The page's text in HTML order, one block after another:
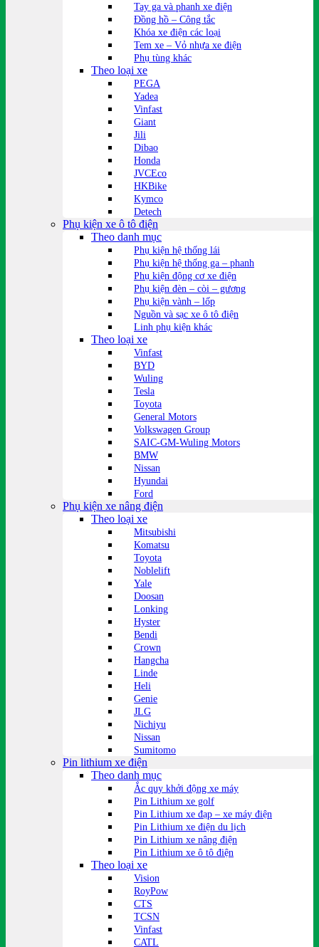
Tay ga và phanh xe điện
Đồng hồ – Công tắc
Khóa xe điện các loại
Tem xe – Vỏ nhựa xe điện
Phụ tùng khác
Theo loại xe
PEGA
Yadea
Vinfast
Giant
Jili
Dibao
Honda
JVCEco
HKBike
Kymco
Detech
Phụ kiện xe ô tô điện
Theo danh mục
Phụ kiện hệ thống lái
Phụ kiện hệ thống ga – phanh
Phụ kiện động cơ xe điện
Phụ kiện đèn – còi – gương
Phụ kiện vành – lốp
Nguồn và sạc xe ô tô điện
Linh phụ kiện khác
Theo loại xe
Vinfast
BYD
Wuling
Tesla
Toyota
General Motors
Volkswagen Group
SAIC-GM-Wuling Motors
BMW
Nissan
Hyundai
Ford
Phụ kiện xe nâng điện
Theo loại xe
Mitsubishi
Komatsu
Toyota
Noblelift
Yale
Doosan
Lonking
Hyster
Bendi
Crown
Hangcha
Linde
Heli
Genie
JLG
Nichiyu
Nissan
Sumitomo
Pin lithium xe điện
Theo danh mục
Ắc quy khởi động xe máy
Pin Lithium xe golf
Pin Lithium xe đạp – xe máy điện
Pin Lithium xe điện du lịch
Pin Lithium xe nâng điện
Pin Lithium xe ô tô điện
Theo loại xe
Vision
RoyPow
CTS
TCSN
Vinfast
CATL